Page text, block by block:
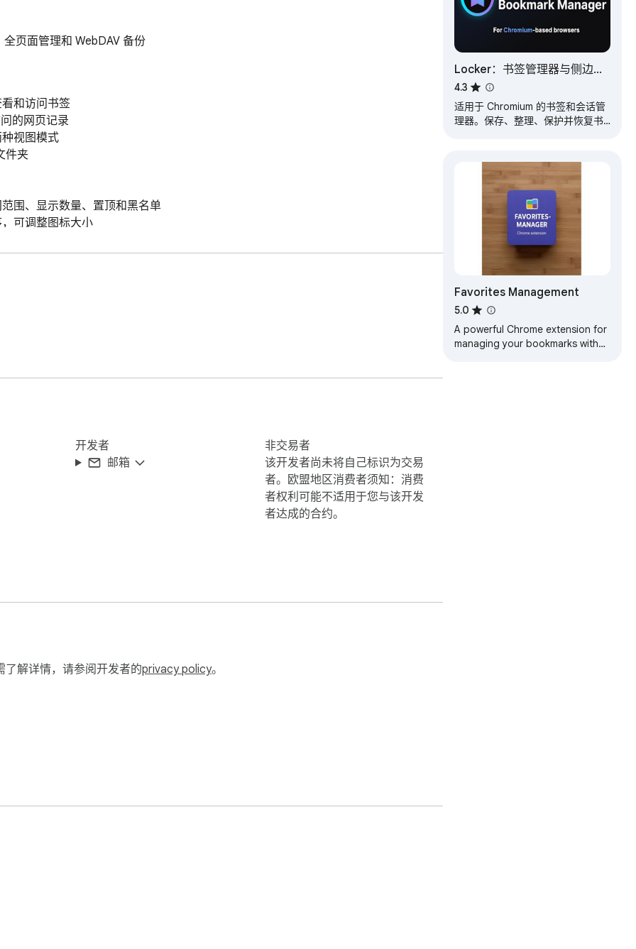
页面管理和 WebDAV 备份
和访问书签
的网页记录
视图模式
件夹
围、显示数量、置顶和黑名单
可调整图标大小
开发者
邮箱
非交易者
该开发者尚未将自己标识为交易
者。欧盟地区消费者须知：消费
者权利可能不适用于您与该开发
者达成的合约。
解详情，请参阅开发者的privacy policy。
Locker：书签管理器与侧边
栏，支持隐身模式
4.3
适用于 Chromium 的书签和会话管
理器。保存、整理、保护并恢复书
Favorites Management
5.0
A powerful Chrome extension for
managing your bookmarks with